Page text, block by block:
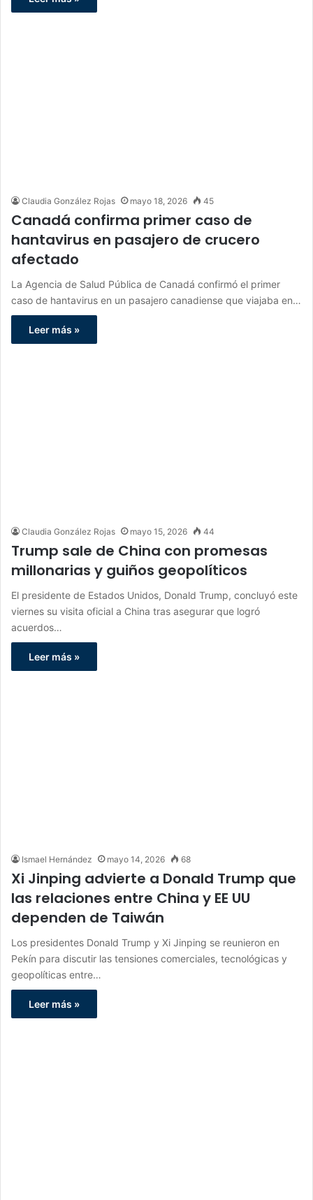
Claudia González Rojas mayo 18, 2026 45
Canadá confirma primer caso de
hantavirus en pasajero de crucero
afectado
La Agencia de Salud Pública de Canadá confirmó el primer
caso de hantavirus en un pasajero canadiense que viajaba en…
Leer más »
Claudia González Rojas mayo 15, 2026 44
Trump sale de China con promesas
millonarias y guiños geopolíticos
El presidente de Estados Unidos, Donald Trump, concluyó este
viernes su visita oficial a China tras asegurar que logró
acuerdos…
Leer más »
Ismael Hernández mayo 14, 2026 68
Xi Jinping advierte a Donald Trump que
las relaciones entre China y EE UU
dependen de Taiwán
Los presidentes Donald Trump y Xi Jinping se reunieron en
Pekín para discutir las tensiones comerciales, tecnológicas y
geopolíticas entre…
Leer más »